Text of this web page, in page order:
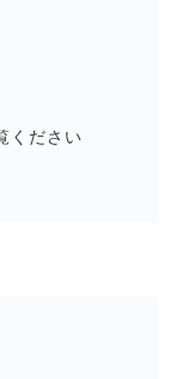
覧ください